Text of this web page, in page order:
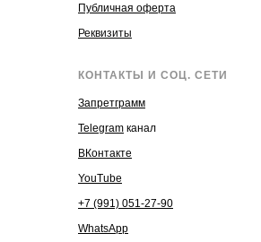
Публичная оферта
Реквизиты
КОНТАКТЫ И СОЦ. СЕТИ
Запретграмм
Telegram канал
ВКонтакте
YouTube
+7 (991) 051-27-90
WhatsApp